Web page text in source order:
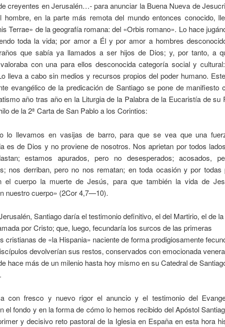
creyentes en Jerusalén…- para anunciar la Buena Nueva de
hombre, en la parte más remota del mundo entonces conocido,
Terrae» de la geografía romana: del «Orbis romano». Lo hace
toda la vida; por amor a Él y por amor a hombres
que sabía ya llamados a ser hijos de Dios; y, por tanto, a
con una para ellos desconocida categoría social y
lleva a cabo sin medios y recursos propios del poder humano.
evangélico de la predicación de Santiago se pone de manifiesto
año tras año en la Liturgia de la Palabra de la Eucaristía de su
de la 2ª Carta de San Pablo a los Corintios:
lo llevamos en vasijas de barro, para que se vea que una
es de Dios y no proviene de nosotros. Nos aprietan por todos
estamos apurados, pero no desesperados; acosados,
nos derriban, pero no nos rematan; en toda ocasión y por todas
el cuerpo la muerte de Jesús, para que también la vida de
nuestro cuerpo» (2Cor 4,7—10).
Santiago daría el testimonio definitivo, el del Martirio, el de la
por Cristo; que, luego, fecundaría los surcos de las primeras
cristianas de «la Hispania» naciente de forma prodigiosamente
devolverían sus restos, conservados con emocionada
hace más de un milenio hasta hoy mismo en su Catedral de
con fresco y nuevo rigor el anuncio y el testimonio del
el fondo y en la forma de cómo lo hemos recibido del Apóstol
y decisivo reto pastoral de la Iglesia en España en esta hora